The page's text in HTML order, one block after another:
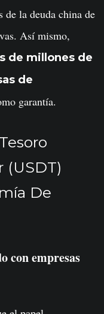
la deuda china de
Así mismo,
de millones de
de
garantía.
(USDT)
De
con empresas